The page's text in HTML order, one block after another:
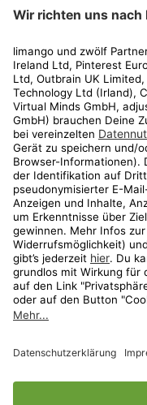
Kundenservice
Shop
Aktionen
Travel